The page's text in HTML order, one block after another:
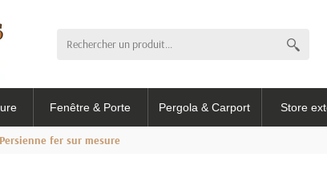
Fenêtre & Porte Pergola & Carport Store
fer sur mesure